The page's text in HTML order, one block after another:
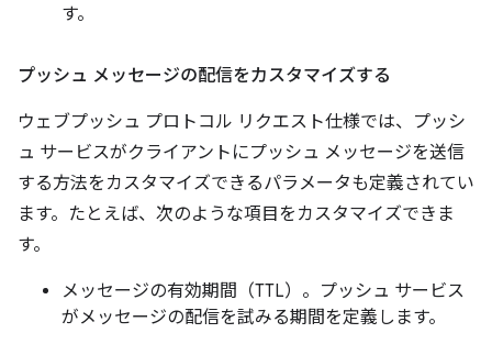
す。
プッシュ メッセージの配信をカスタマイズする
ウェブプッシュ プロトコル リクエスト仕様では、プッシ
ュ サービスがクライアントにプッシュ メッセージを送信
する方法をカスタマイズできるパラメータも定義されてい
ます。たとえば、次のような項目をカスタマイズできま
す。
メッセージの有効期間（TTL）。プッシュ サービス
がメッセージの配信を試みる期間を定義します。